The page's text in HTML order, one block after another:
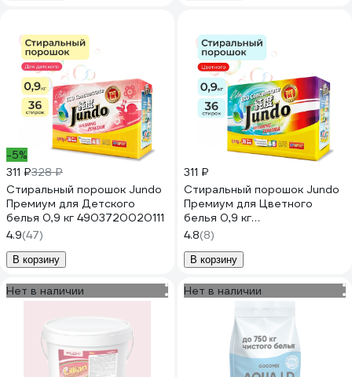
-5%
311 ₽328 ₽
Стиральный порошок Jundo
Премиум для Детского
белья 0,9 кг 4903720020111
4.9(47)
В корзину
311 ₽
Стиральный порошок Jundo
Премиум для Цветного
белья 0,9 кг
4903720020104
4.8(8)
В корзину
Нет в наличии Нет в наличии